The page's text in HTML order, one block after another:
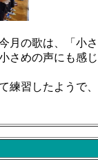
月の歌は、「小
さめの声にも感
練習したようで